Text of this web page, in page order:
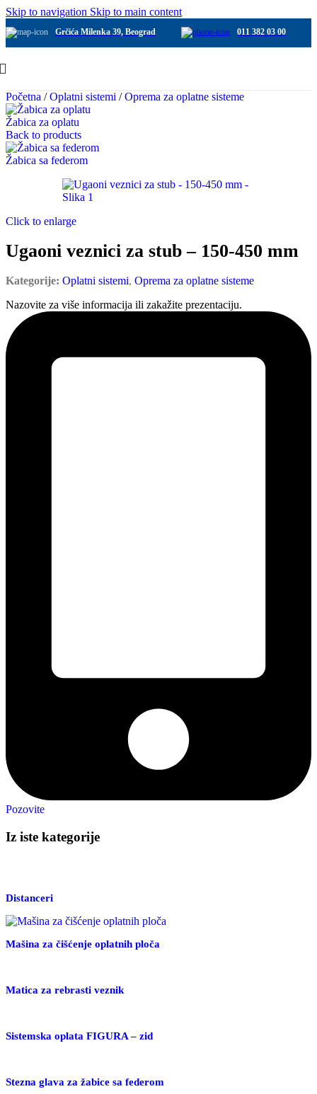
Skip to navigation Skip to main content
Grčića Milenka 39, Beograd 011 382 03 00
Početna / Oplatni sistemi / Oprema za oplatne sisteme
Žabica za oplatu
Back to products
Žabica sa federom
Click to enlarge
Ugaoni veznici za stub – 150-450 mm
Kategorije: Oplatni sistemi, Oprema za oplatne sisteme
Nazovite za više informacija ili zakažite prezentaciju.
Pozovite
Iz iste kategorije
Distanceri
Mašina za čišćenje oplatnih ploča
Matica za rebrasti veznik
Sistemska oplata FIGURA – zid
Stezna glava za žabice sa federom